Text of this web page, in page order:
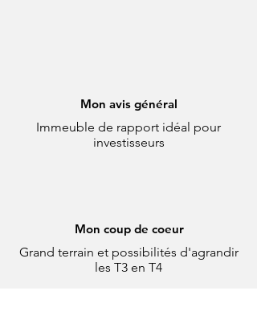
Mon avis général
Immeuble de rapport idéal pour
investisseurs
Mon coup de coeur
Grand terrain et possibilités d'agrandir
les T3 en T4